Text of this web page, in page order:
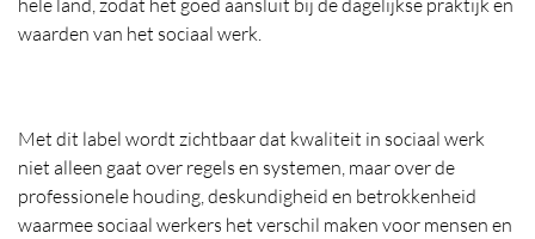
waarden van het sociaal werk.
Met dit label wordt zichtbaar dat kwaliteit in sociaal werk
niet alleen gaat over regels en systemen, maar over de
professionele houding, deskundigheid en betrokkenheid
waarmee sociaal werkers het verschil maken voor mensen en